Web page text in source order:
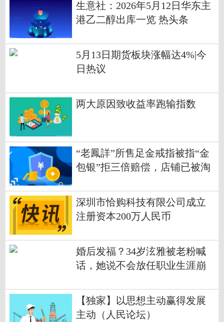
生意社：2026年5月12日华东主
港乙二醇出库一览 热头条
5月13日期货板块涨幅达4%|今
日热议
两大原因致收益率跑输指数
“老鳳詳”所售足金戒指被指“金
包银”拒三倍赔偿，店铺已被淘
深圳市恰购科技有限公司成立
注册资本200万人民币
婚后发福？34岁泫雅被老粉喊
话，她说不会放任职业生涯崩
【独家】以思想主动赢得发展
主动（人民论坛）